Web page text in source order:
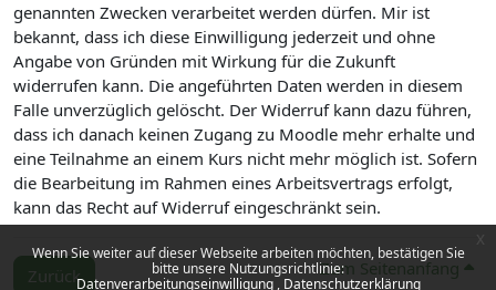
Wenn Sie weiter auf dieser Webseite arbeiten möchten, bestätigen Sie
bitte unsere Nutzungsrichtlinie:
Datenverarbeitungseinwilligung Datenschutzerklärung
x
genannten Zwecken verarbeitet werden dürfen. Mir ist
bekannt, dass ich diese Einwilligung jederzeit und ohne
Angabe von Gründen mit Wirkung für die Zukunft
widerrufen kann. Die angeführten Daten werden in diesem
Falle unverzüglich gelöscht. Der Widerruf kann dazu führen,
dass ich danach keinen Zugang zu Moodle mehr erhalte und
eine Teilnahme an einem Kurs nicht mehr möglich ist. Sofern
die Bearbeitung im Rahmen eines Arbeitsvertrags erfolgt,
kann das Recht auf Widerruf eingeschränkt sein.
Zurück Zum Seitenanfang